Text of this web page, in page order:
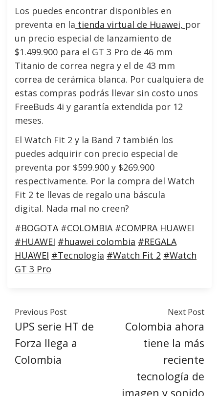
Los puedes encontrar disponibles en
preventa en la tienda virtual de Huawei, por
un precio especial de lanzamiento de
$1.499.900 para el GT 3 Pro de 46 mm
Titanio de correa negra y el de 43 mm
correa de cerámica blanca. Por cualquiera de
estas compras podrás llevar sin costo unos
FreeBuds 4i y garantía extendida por 12
meses.
El Watch Fit 2 y la Band 7 también los
puedes adquirir con precio especial de
preventa por $599.900 y $269.900
respectivamente. Por la compra del Watch
Fit 2 te llevas de regalo una báscula
digital. Nada mal no creen?
#BOGOTA #COLOMBIA #COMPRA HUAWEI
#HUAWEI #huawei colombia #REGALA
HUAWEI #Tecnología #Watch Fit 2 #Watch
GT 3 Pro
Previous Post
UPS serie HT de
Forza llega a
Colombia
Next Post
Colombia ahora
tiene la más
reciente
tecnología de
imagen y sonido